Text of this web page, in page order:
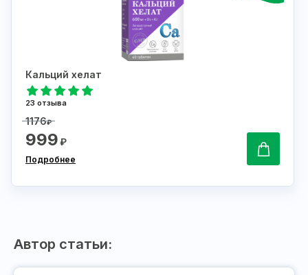
Кальций хелат
23 отзыва
1176₽
999₽
Подробнее
Автор статьи: